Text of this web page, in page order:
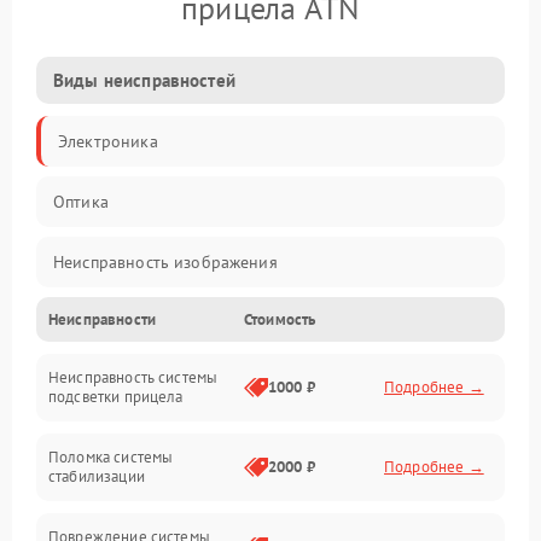
Виды неисправностей
Электроника
Оптика
Неисправность изображения
Механические повреждения
Неисправность фокусировки и оптики
Неисправности Стоимость
Неисправность системы
подсветки прицела
1000 ₽ Подробнее →
Поломка системы
стабилизации
2000 ₽ Подробнее →
Повреждение системы